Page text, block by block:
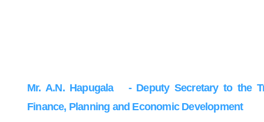
Mr. A.N. Hapugala
- Deputy Secretary to the
Finance, Planning and Economic Development